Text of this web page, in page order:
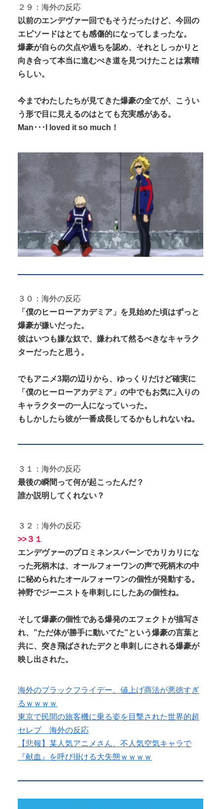
２９：海外の反応
以前のエンデヴァー回でもそうだったけど、今回の
エピソードはとても感傷的になってしまったな。
爆豪が自らの欠点や過ちを認め、それとしっかりと
向き合って本当に進むべき道を見つけたことは素晴
らしい。
今までわたしたちが見てきた爆豪の全てが、こうい
う形で目に見えるのはとても充実感がある。
Man･･･I loved it so much！
３０：海外の反応
「僕のヒーローアカデミア」を見始めた頃はずっと
爆豪が嫌いだった。
彼はいつも嫌な奴で、嫌われて然るべきなキャラク
ターだったと思う。
でもアニメ3期の辺りから、ゆっくりだけど確実に
「僕のヒーローアカデミア」の中でもお気に入りの
キャラクターの一人になっていった。
もしかしたら彼が一番成長してるかもしれないね。
３１：海外の反応
最後の瞬間って何が起こったんだ？
誰か説明してくれない？
３２：海外の反応
>>３１
エンデヴァーのプロミネンスバーンでカリカリにな
った死柄木は、オールフォーワンの声で死柄木の中
に秘められたオールフォーワンの個性が発動する。
神野でジーニストを串刺しにしたあの個性ね。
そして爆豪の個性である爆発のエフェクトが描写さ
れ、”ただ体が勝手に動いてた”という爆豪の言葉と
共に、突き飛ばされたデクと串刺しにされる爆豪が
映し出された。
海外のブラックフライデー、値上げ商法が悪徳すぎ
るｗｗｗｗ
東京で民間の旅客機に乗る姿を目撃された世界的超
セレブ 海外の反応
【悲報】某人気アニメさん、不人気空気キャラで
『献血』を呼び掛ける大失態ｗｗｗｗ